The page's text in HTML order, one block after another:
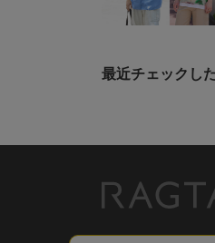
最近チェックし